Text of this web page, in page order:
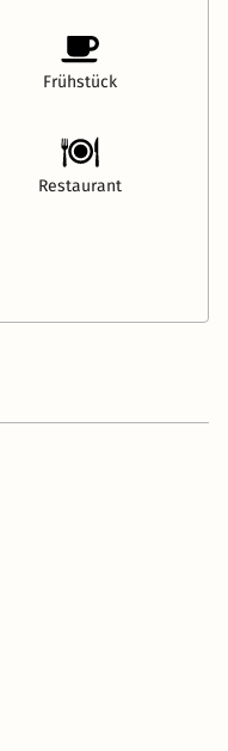
Frühstück
Restaurant